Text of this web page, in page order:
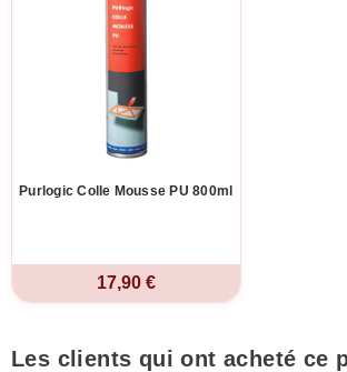
Purlogic Colle Mousse PU 800ml
17,90 €
Les clients qui ont acheté ce